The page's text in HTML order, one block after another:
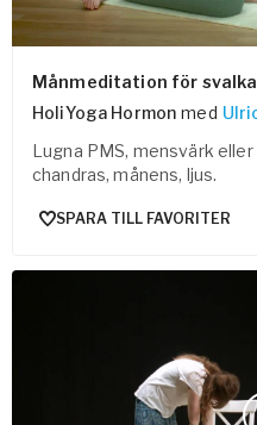
Månmeditation för
HoliYoga Hormon med
Lugna PMS, mensvärk
chandras, månens, ljus.
SPARA TILL FAVORITER